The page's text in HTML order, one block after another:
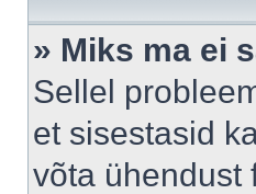
» Miks ma ei
Sellel
et sisestasid
võta ühendust